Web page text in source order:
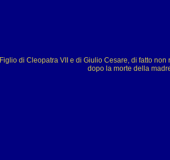
Figlio di Cleopatra VII e di Giulio Cesare, di fatto
dopo la morte della